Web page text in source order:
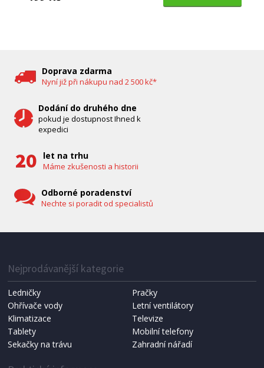
NÁHRADNÍ SÁČKY DO VYSAVAČE
Koma KRA-SB02S (Multi Bag, S-BAG SMS)
Doprava zdarma
Nyní již při nákupu nad 2 500 kč*
Dodání do druhého dne
pokud je dostupnost Ihned k
expedici
let na trhu
Máme zkušenosti a historii
Odborné poradenství
Nechte si poradit od specialistů
Nejprodávanější kategorie
Ledničky
Pračky
Ohřívače vody
Letní ventilátory
Klimatizace
Televize
Tablety
Mobilní telefony
Sekačky na trávu
Zahradní nářadí